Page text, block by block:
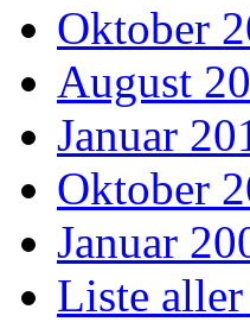
Oktober
August
Januar
Oktober
Januar
Liste